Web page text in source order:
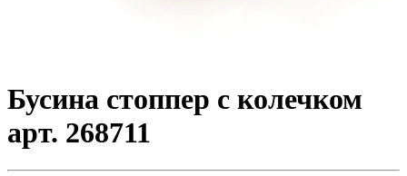
Бусина стоппер с колечком
арт. 268711